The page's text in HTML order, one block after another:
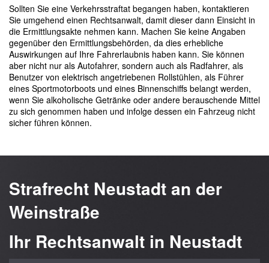
Sollten Sie eine Verkehrsstraftat begangen haben, kontaktieren
Sie umgehend einen Rechtsanwalt, damit dieser dann Einsicht in
die Ermittlungsakte nehmen kann. Machen Sie keine Angaben
gegenüber den Ermittlungsbehörden, da dies erhebliche
Auswirkungen auf Ihre Fahrerlaubnis haben kann. Sie können
aber nicht nur als Autofahrer, sondern auch als Radfahrer, als
Benutzer von elektrisch angetriebenen Rollstühlen, als Führer
eines Sportmotorboots und eines Binnenschiffs belangt werden,
wenn Sie alkoholische Getränke oder andere berauschende Mittel
zu sich genommen haben und infolge dessen ein Fahrzeug nicht
sicher führen können.
Strafrecht Neustadt an der
Weinstraße
Ihr Rechtsanwalt in Neustadt